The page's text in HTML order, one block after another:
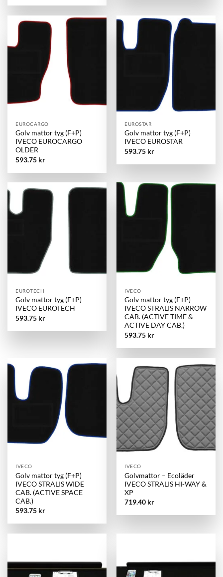
EUROCARGO
Golv mattor tyg (F+P)
IVECO EUROCARGO
OLDER
593.75 kr
EUROSTAR
Golv mattor tyg (F+P)
IVECO EUROSTAR
593.75 kr
EUROTECH
Golv mattor tyg (F+P)
IVECO EUROTECH
593.75 kr
IVECO
Golv mattor tyg (F+P)
IVECO STRALIS NARROW
CAB. (ACTIVE TIME &
ACTIVE DAY CAB.)
593.75 kr
IVECO
Golv mattor tyg (F+P)
IVECO STRALIS WIDE
CAB. (ACTIVE SPACE
CAB.)
593.75 kr
IVECO
Golvmattor – Ecoläder
IVECO STRALIS HI-WAY &
XP
719.40 kr